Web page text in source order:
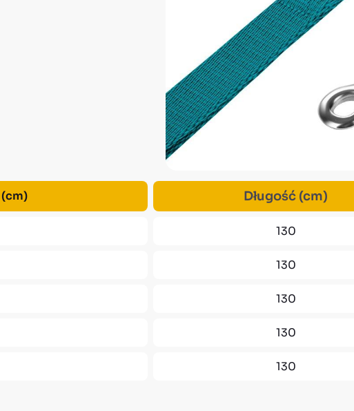
Długość (cm)
130
130
130
130
130